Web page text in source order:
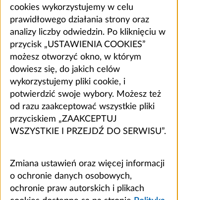
cookies wykorzystujemy w celu
prawidłowego działania strony oraz
analizy liczby odwiedzin. Po kliknięciu w
przycisk „USTAWIENIA COOKIES”
możesz otworzyć okno, w którym
dowiesz się, do jakich celów
wykorzystujemy pliki cookie, i
potwierdzić swoje wybory. Możesz też
od razu zaakceptować wszystkie pliki
przyciskiem „ZAAKCEPTUJ
WSZYSTKIE I PRZEJDŹ DO SERWISU”.
Zmiana ustawień oraz więcej informacji
o ochronie danych osobowych,
ochronie praw autorskich i plikach